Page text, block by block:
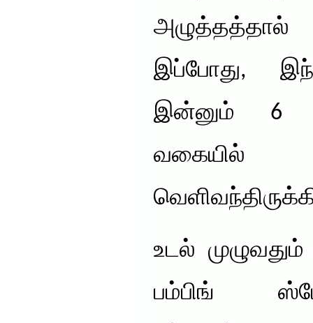
அழுத்தத்தால்
இப்போது,
இன்னும் 6
வகையில்
உடல்
பம்பிங்